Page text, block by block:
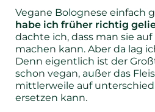
Vegane Bolognese einfach
habe ich früher richtig
dachte ich, dass man sie
machen kann. Aber da lag
Denn eigentlich ist der
schon vegan, außer das
mittlerweile auf
ersetzen kann.